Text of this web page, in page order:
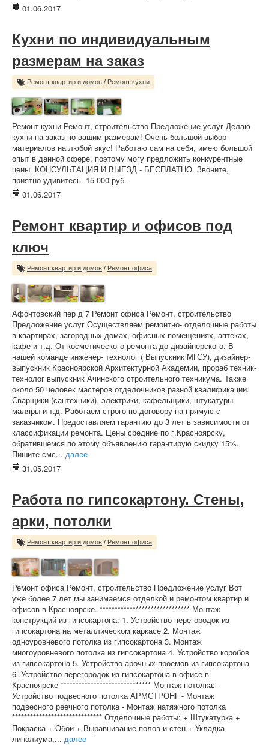
01.06.2017
Кухни по индивидуальным
размерам на заказ
Ремонт квартир и домов / Ремонт кухни
Ремонт кухни Ремонт, строительство Предложение услуг Делаю
кухни на заказ по вашим размерам! Очень большой выбор
материалов на любой вкус! Работаю сам на себя, имею большой
опыт в данной сфере, поэтому могу предложить конкурентные
цены. КОНСУЛЬТАЦИЯ И ВЫЕЗД - БЕСПЛАТНО. Звоните,
приятно удивитесь. 15 000 руб.
01.06.2017
Ремонт квартир и офисов под
ключ
Ремонт квартир и домов / Ремонт офиса
Афонтовский пер д 7 Ремонт офиса Ремонт, строительство
Предложение услуг Осуществляем ремонтно- отделочные работы
в квартирах, загородных домах, офисных помещениях, аптеках,
кафе и т.д. От косметического ремонта до дизайнерского. В
нашей команде инженер- технолог ( Выпускник МГСУ), дизайнер-
выпускник Красноярской Архитектурной Академии, прораб техник-
технолог выпускник Ачинского строительного техникума. Также
около 50 человек мастеров отделочников разной квалификации.
Сварщики (сантехники), электрики, кафельщики, штукатуры-
маляры и т.д. Работаем строго по договору на прямую с
заказчиком. Предоставляем гарантию до 3 лет в зависимости от
классификации ремонта. Цены средние по г.Красноярску,
обратившемся по этому объявлению гарантирую скидку 15%.
Пишите смс... далее
31.05.2017
Работа по гипсокартону. Стены,
арки, потолки
Ремонт квартир и домов / Ремонт офиса
Ремонт офиса Ремонт, строительство Предложение услуг Вот
уже более 7 лет мы занимаемся отделкой и ремонтом квартир и
офисов в Красноярске. ****************************** Монтаж
конструкций из гипсокартона: 1. Устройство перегородок из
гипсокартона на металлическом каркасе 2. Монтаж
одноуровневого потолка из гипсокартона 3. Монтаж
многоуровневого потолка из гипсокартона 4. Устройство коробов
из гипсокартона 5. Устройство арочных проемов из гипсокартона
6. Устройство перегородок из гипсокартона в офисе в
Красноярске ****************************** Монтаж потолка: -
Устройство подвесного потолка АРМСТРОНГ - Монтаж
подвесного реечного потолка - Монтаж натяжного потолка
****************************** Отделочные работы: + Штукатурка +
Покраска + Обои + Выравнивание полов и стен + Укладка
линолиума,... далее